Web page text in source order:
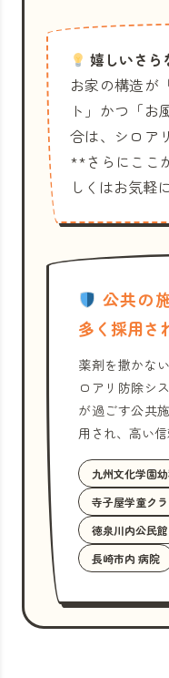
嬉しいさら
お家の構造が
ト」かつ「お
合は、シロア
**さらにここ
しくはお気軽
公共の
多く採用さ
薬剤を撒かな
ロアリ防除シ
が過ごす公共
用され、高い信
九州文化学園
寺子屋学童ク
徳泉川内公民館
長崎市内 病院